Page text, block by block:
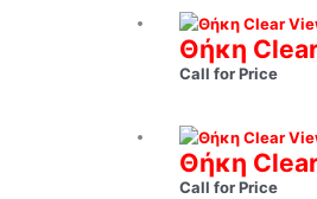
Θήκη
Call for Price
Θήκη
Call for Price